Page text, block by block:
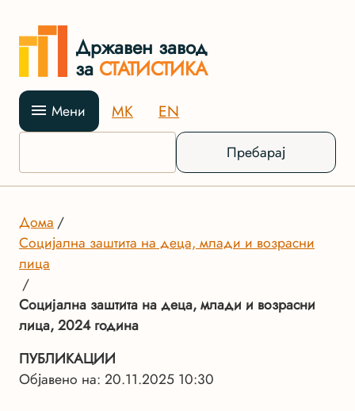
Државен завод
за СТАТИСТИКА
Мени MK EN
Пребарај
Дома
Социјална заштита на деца, млади и возрасни
лица
Социјална заштита на деца, млади и возрасни
лица, 2024 година
ПУБЛИКАЦИИ
Објавено на: 20.11.2025 10:30